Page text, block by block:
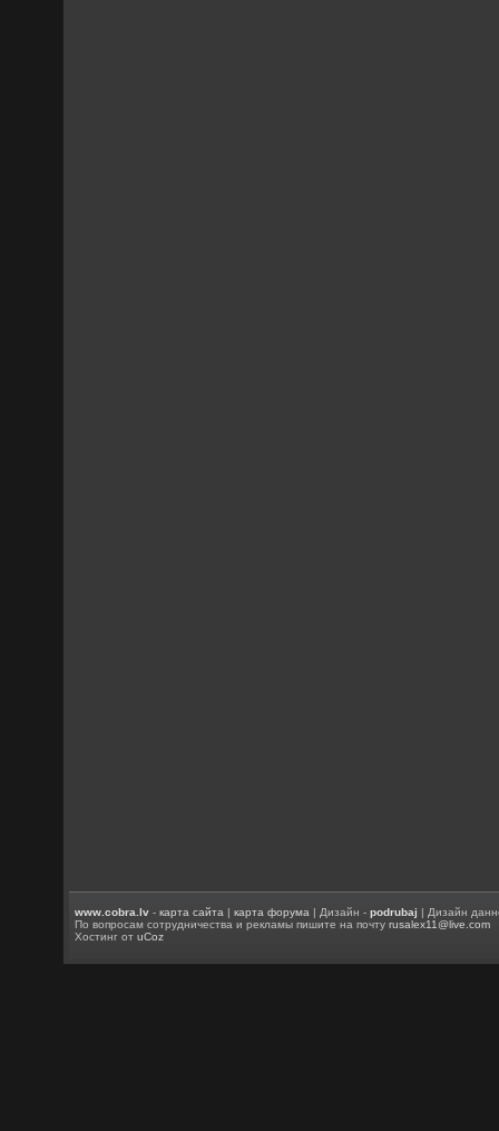
www.cobra.lv -карта сайта |карта форума | Дизайн -podrubaj | Дизайн
По вопросам сотрудничества и рекламы пишите на почтуrusalex11@live.com
Хостинг отuCoz